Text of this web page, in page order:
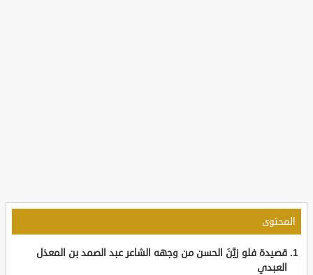
المحتوى
قصيدة فلو زيَّنَ الحسن من وجهه الشاعر عبد الصمد بن المعذل
العبدي